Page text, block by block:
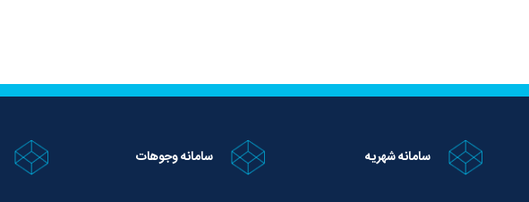
سامانه شهریه سامانه وجوهات